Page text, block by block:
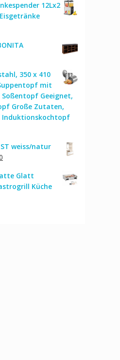
12Lx2
350 x 410
mit
Geeignet,
Große Zutaten,
weiss/natur
ist:
CHF 134.00.
Glatt
Küche